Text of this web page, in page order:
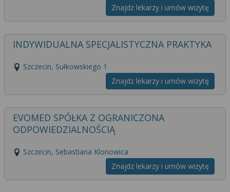
Znajdz lekarzy i umów wizytę
INDYWIDUALNA SPECJALISTYCZNA PRAKTYKA
Szczecin, Sułkowskiego 1
Znajdz lekarzy i umów wizytę
EVOMED SPÓŁKA Z OGRANICZONA
ODPOWIEDZIALNOŚCIĄ
Szczecin, Sebastiana Klonowica
Znajdz lekarzy i umów wizytę